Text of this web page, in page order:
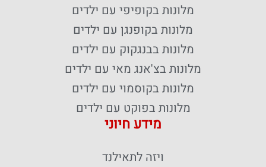
מלונות בקופיפי עם ילדים
מלונות בקופנגן עם ילדים
מלונות בבנגקוק עם ילדים
מלונות בצ'אנג מאי עם ילדים
מלונות בקוסמוי עם ילדים
מלונות בפוקט עם ילדים
מידע חיוני
ויזה לתאילנד